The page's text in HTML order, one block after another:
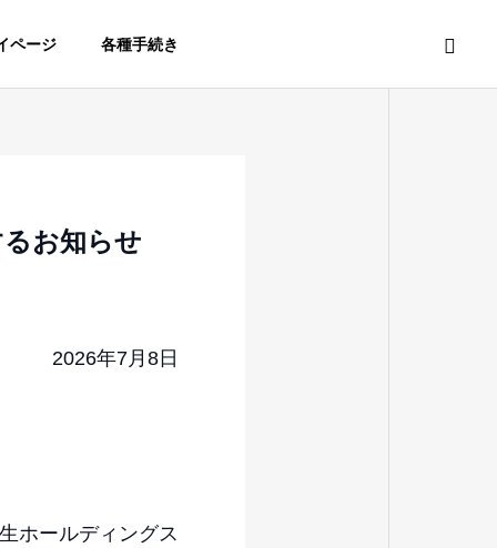
ページ 各種手続き
お知らせ
2026年7月8日
ホールディングス